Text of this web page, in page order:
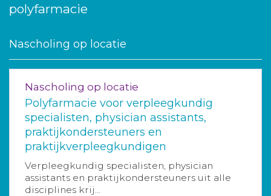
polyfarmacie
Nascholing op locatie
Nascholing op locatie
Polyfarmacie voor verpleegkundig
specialisten, physician assistants,
praktijkondersteuners en
praktijkverpleegkundigen
Verpleegkundig specialisten, physician
assistants en praktijkondersteuners uit alle
disciplines krij...